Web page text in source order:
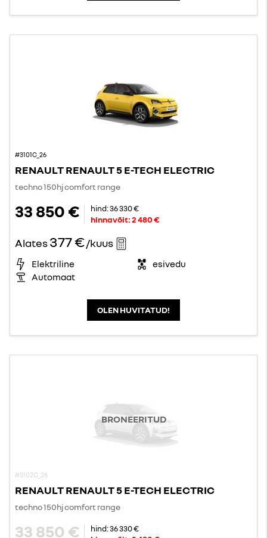
#3101C_26
RENAULT RENAULT 5 E-TECH ELECTRIC
techno 150hj comfort range
33 850 € hind:36 330 €
hinnavõit:2 480 €
Alates377 €/kuus
Elektriline
esivedu
Automaat
OLEN HUVITATUD!
#3102C_26
BRONEERITUD
RENAULT RENAULT 5 E-TECH ELECTRIC
techno 150hj comfort range
33 850 € hind:36 330 €